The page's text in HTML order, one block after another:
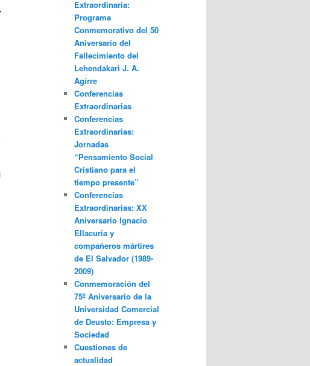
Extraordinaria:
Programa
Conmemorativo del 50
Aniversario del
Fallecimiento del
Lehendakari J. A.
Agirre
Conferencias
Extraordinarias
Conferencias
Extraordinarias:
Jornadas
“Pensamiento Social
Cristiano para el
tiempo presente”
Conferencias
Extraordinarias: XX
Aniversario Ignacio
Ellacuria y
compañeros mártires
de El Salvador (1989-
2009)
Conmemoración del
75º Aniversario de la
Universidad Comercial
de Deusto: Empresa y
Sociedad
Cuestiones de
actualidad